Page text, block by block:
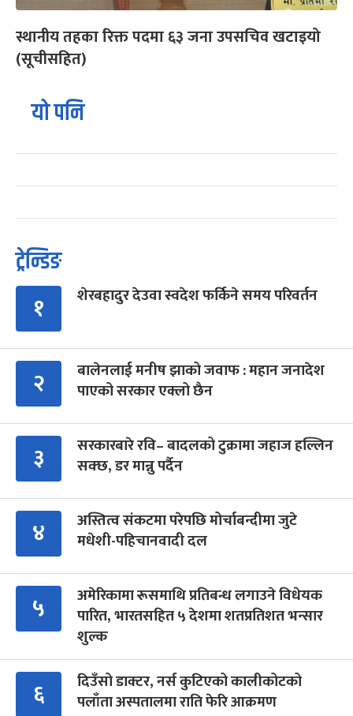
स्थानीय तहका रिक्त पदमा ६३ जना उपसचिव खटाइयो
(सूचीसहित)
यो पनि
ट्रेन्डिङ
१ शेरबहादुर देउवा स्वदेश फर्किने समय परिवर्तन
२
बालेनलाई मनीष झाको जवाफ : महान जनादेश
पाएको सरकार एक्लो छैन
३
सरकारबारे रवि– बादलको टुक्रामा जहाज हल्लिन
सक्छ, डर मान्नु पर्दैन
४
अस्तित्व संकटमा परेपछि मोर्चाबन्दीमा जुटे
मधेशी-पहिचानवादी दल
५
अमेरिकामा रूसमाथि प्रतिबन्ध लगाउने विधेयक
पारित, भारतसहित ५ देशमा शतप्रतिशत भन्सार
शुल्क
६
दिउँसो डाक्टर, नर्स कुटिएको कालीकोटको
पलाँता अस्पतालमा राति फेरि आक्रमण